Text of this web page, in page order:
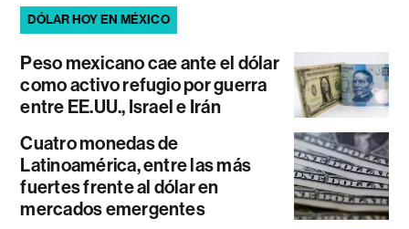
DÓLAR HOY EN MÉXICO
Peso mexicano cae ante el dólar
como activo refugio por guerra
entre EE.UU., Israel e Irán
Cuatro monedas de
Latinoamérica, entre las más
fuertes frente al dólar en
mercados emergentes